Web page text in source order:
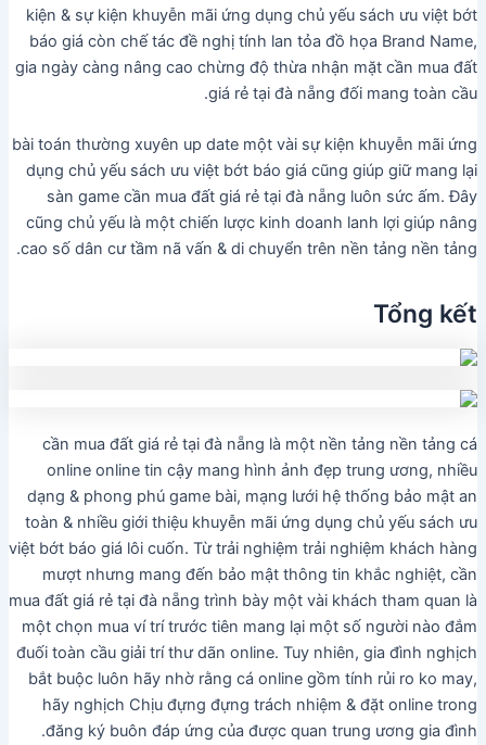
kiện & sự kiện khuyễn mãi ứng dụng chủ yếu sách ưu việt bớt
báo giá còn chế tác đề nghị tính lan tỏa đồ họa Brand Name,
gia ngày càng nâng cao chừng độ thừa nhận mặt cần mua đất
giá rẻ tại đà nẵng đối mang toàn cầu.
bài toán thường xuyên up date một vài sự kiện khuyễn mãi ứng
dụng chủ yếu sách ưu việt bớt báo giá cũng giúp giữ mang lại
sàn game cần mua đất giá rẻ tại đà nẵng luôn sức ấm. Đây
cũng chủ yếu là một chiến lược kinh doanh lanh lợi giúp nâng
cao số dân cư tầm nã vấn & di chuyển trên nền tảng nền tảng.
Tổng kết
cần mua đất giá rẻ tại đà nẵng là một nền tảng nền tảng cá
online online tin cậy mang hình ảnh đẹp trung ương, nhiều
dạng & phong phú game bài, mạng lưới hệ thống bảo mật an
toàn & nhiều giới thiệu khuyễn mãi ứng dụng chủ yếu sách ưu
việt bớt báo giá lôi cuốn. Từ trải nghiệm trải nghiệm khách hàng
mượt nhưng mang đến bảo mật thông tin khắc nghiệt, cần
mua đất giá rẻ tại đà nẵng trình bày một vài khách tham quan là
một chọn mua ví trí trước tiên mang lại một số người nào đắm
đuối toàn cầu giải trí thư dãn online. Tuy nhiên, gia đình nghịch
bắt buộc luôn hãy nhờ rằng cá online gồm tính rủi ro ko may,
hãy nghịch Chịu đựng đựng trách nhiệm & đặt online trong
đăng ký buôn đáp ứng của được quan trung ương gia đình.